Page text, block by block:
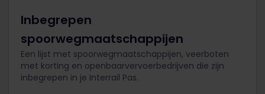
Inbegrepen
spoorwegmaatschappijen
Een lijst met spoorwegmaatschappijen, veerboten
met korting en openbaarvervoerbedrijven die zijn
inbegrepen in je Interrail Pas.